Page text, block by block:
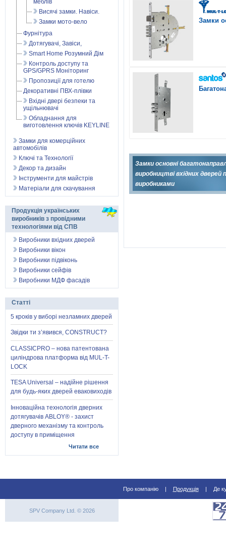
Замки
Замки основні
виробництві вхідних дверей
виробниками
меблів
Висячі замки. Навіси.
Замки мото-вело
Фурнітура
Дотягувачі, Завіси,
Smart Home Розумний Дім
Контроль доступу та
GPS/GPRS Моніторинг
Пропозиції для готелю
Декоративні ПВХ-плівки
Вхідні двері безпеки та
ущільнювачі
Обладнання для
виготовлення ключів KEYLINE
Замки для комерційних
автомобілів
Ключі та Технології
Декор та дизайн
Інструменти для майстрів
Матеріали для скачування
Продукція українських
виробників з провідними
технологіями від СПВ
Виробники вхідних дверей
Виробники вікон
Виробники підвіконь
Виробники сейфів
Виробники МДФ фасадів
Статті
5 кроків у виборі незламних дверей
Звідки ти з’явився, CONSTRUCT?
CLASSICPRO – нова патентована
циліндрова платформа від MUL-T-
LOCK
TESA Universal – надійне рішення
для будь-яких дверей еваковиходів
Інноваційна технологія дверних
дотягувачів ABLOY® - захист
дверного механізму та контроль
доступу в приміщення
Читати все
Про компанію | Продукція | Де
SPV Company Ltd. © 2026